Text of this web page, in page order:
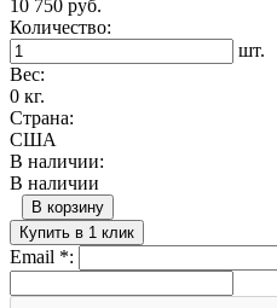
10 750 руб.
Количество:
шт.
Вес:
0 кг.
Страна:
США
В наличии:
В наличии
В корзину
Купить в 1 клик
Email *: